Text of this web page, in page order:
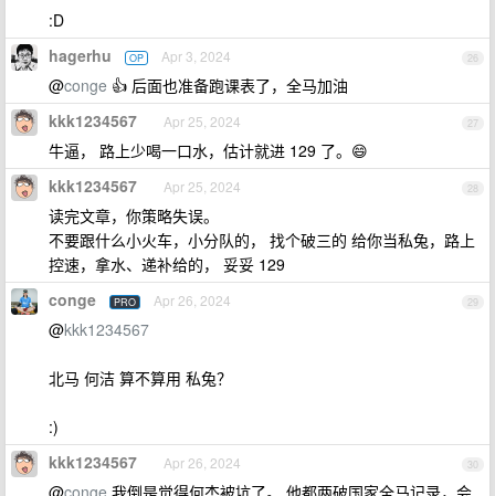
:D
26
hagerhu OP Apr 3, 2024
@conge 👍 后面也准备跑课表了，全马加油
27
kkk1234567 Apr 25, 2024
牛逼， 路上少喝一口水，估计就进 129 了。😄
28
kkk1234567 Apr 25, 2024
读完文章，你策略失误。
不要跟什么小火车，小分队的， 找个破三的 给你当私兔，路上
控速，拿水、递补给的， 妥妥 129
29
conge PRO Apr 26, 2024
@kkk1234567
北马 何洁 算不算用 私兔？
:)
30
kkk1234567 Apr 26, 2024